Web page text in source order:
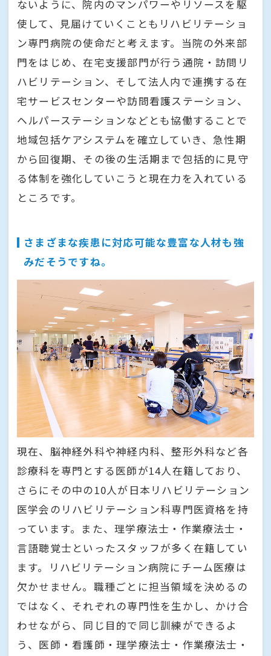
ないように、院内のマンパワーやリソースを駆
使して、見届けていくこともリハビリテーショ
ン専門病院の使命だと考えます。当院の外来部
門をはじめ、在宅支援部門が行う通院・訪問リ
ハビリテーション、そして法人内で連携する在
宅サービスセンターや訪問看護ステーション、
ヘルパーステーションなどとも協働することで
地域包括ケアシステムを確立していき、急性期
から回復期、その後の生活期まで包括的に見守
る体制を強化していこうと現在力を入れている
ところです。
さまざまな疾患に対応可能な豊富な人材も強
みだそうですね。
現在、脳神経外科や神経内科、整形外科など各
診療科を専門とする医師が14人在籍しており、
さらにその中の10人が日本リハビリテーション
医学会のリハビリテーション科専門医資格を持
っています。また、理学療法士・作業療法士・
言語聴覚士といったスタッフが多く在籍してい
ます。リハビリテーション病院にチーム医療は
欠かせません。職種ごとに担当領域を決めるの
ではなく、それぞれの専門性を生かし、かけ合
わせながら、同じ目的で同じ訓練ができるよ
う、医師・看護師・理学療法士・作業療法士・